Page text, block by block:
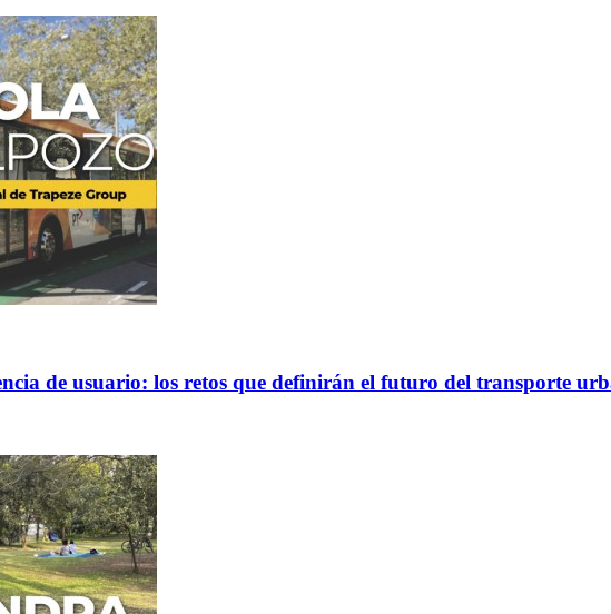
de usuario: los retos que definirán el futuro del transporte